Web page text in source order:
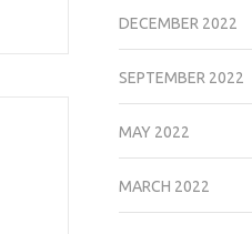
DECEMBER 2022
SEPTEMBER 2022
MAY 2022
MARCH 2022